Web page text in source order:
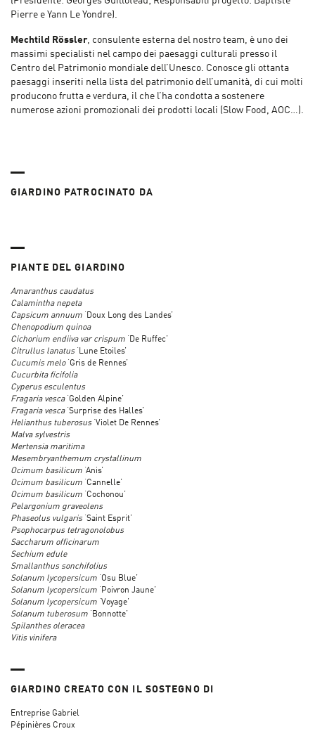
Pierre e Yann Le Yondre).
Mechtild Rössler, consulente esterna del nostro team, è uno dei
massimi specialisti nel campo dei paesaggi culturali presso il
Centro del Patrimonio mondiale dell’Unesco. Conosce gli ottanta
paesaggi inseriti nella lista del patrimonio dell’umanità, di cui molti
producono frutta e verdura, il che l’ha condotta a sostenere
numerose azioni promozionali dei prodotti locali (Slow Food, AOC…).
GIARDINO PATROCINATO DA
PIANTE DEL GIARDINO
Amaranthus caudatus
Calamintha nepeta
Capsicum annuum
‘Doux Long des Landes’
Chenopodium quinoa
Cichorium endiiva var crispum
‘De Ruffec’
Citrullus lanatus ‘Lune Etoiles’
Cucumis melo ‘Gris de Rennes’
Cucurbita ficifolia
Cyperus esculentus
Fragaria vesca ‘Golden Alpine’
Fragaria vesca ‘Surprise des Halles’
Helianthus tuberosus ‘Violet De Rennes’
Malva sylvestris
Mertensia maritima
Mesembryanthemum crystallinum
Ocimum basilicum ‘Anis’
Ocimum basilicum ‘Cannelle’
Ocimum basilicum ‘Cochonou’
Pelargonium graveolens
Phaseolus vulgaris ‘Saint Esprit’
Psophocarpus tetragonolobus
Saccharum officinarum
Sechium edule
Smallanthus sonchifolius
Solanum lycopersicum ‘Osu Blue’
Solanum lycopersicum
‘Poivron Jaune’
Solanum lycopersicum ‘Voyage’
Solanum tuberosum
‘Bonnotte’
Spilanthes oleracea
Vitis vinifera
GIARDINO CREATO CON IL SOSTEGNO DI
Entreprise Gabriel
Pépinières Croux